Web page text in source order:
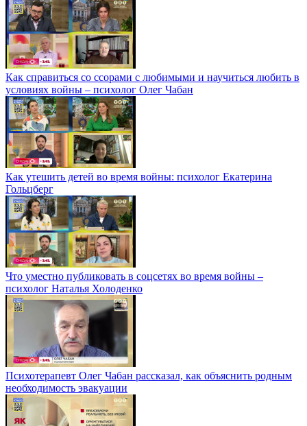
Как справиться со ссорами с любимыми и научиться любить в
условиях войны – психолог Олег Чабан
Как утешить детей во время войны: психолог Екатерина
Гольцберг
Что уместно публиковать в соцсетях во время войны –
психолог Наталья Холоденко
Психотерапевт Олег Чабан рассказал, как объяснить родным
необходимость эвакуации